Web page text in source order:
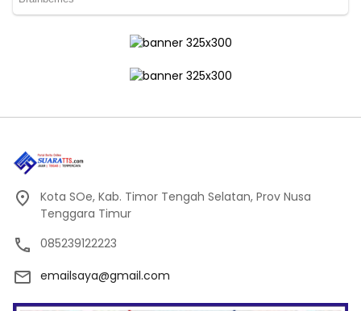
Kota SOe, Kab. Timor Tengah Selatan, Prov Nusa
Tenggara Timur
085239122223
emailsaya@gmail.com